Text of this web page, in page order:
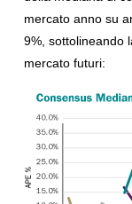
mercato anno su
9%, sottolineando
mercato futuri: